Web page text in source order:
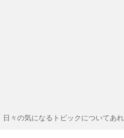
日々の気になるトピックについてあ